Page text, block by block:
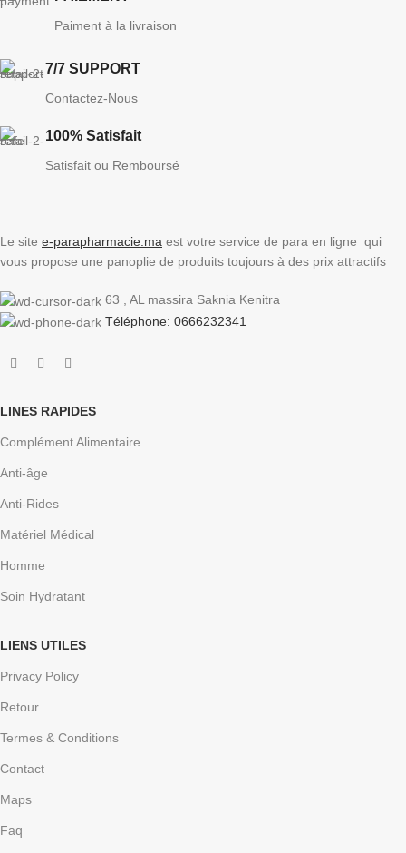
Paiment à la livraison
7/7 SUPPORT
Contactez-Nous
100% Satisfait
Satisfait ou Remboursé
Le site e-parapharmacie.ma est votre service de para en ligne qui
vous propose une panoplie de produits toujours à des prix attractifs
63 , AL massira Saknia Kenitra
Téléphone: 0666232341
LINES RAPIDES
Complément Alimentaire
Anti-âge
Anti-Rides
Matériel Médical
Homme
Soin Hydratant
LIENS UTILES
Privacy Policy
Retour
Termes & Conditions
Contact
Maps
Faq